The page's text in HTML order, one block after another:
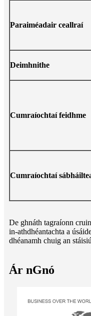
Paraiméadair ceallraí
Deimhnithe
Cumraíochtaí feidhme
Cumraíochtaí
De ghnáth tagraíonn
in-athdhéantachta a
dhéanamh chuig an
Ár nGnó